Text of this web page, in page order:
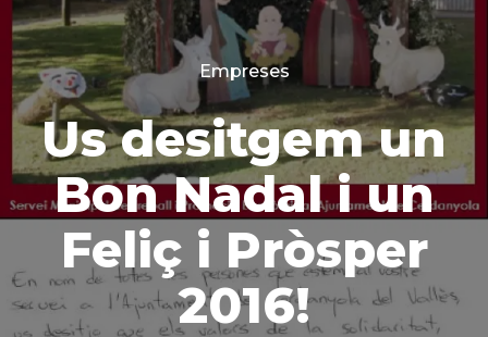
Categories
Empreses
Us desitgem un
Bon Nadal i un
Feliç i Pròsper
2016!